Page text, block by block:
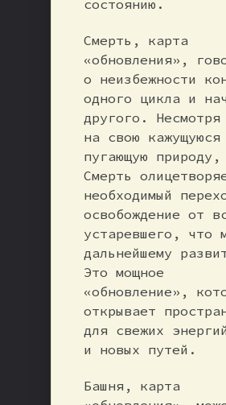
состоянию.
Смерть, карта
«обновления»,
о неизбежности
одного цикла и
другого. Несмотря
на свою кажущуюся
пугающую природу,
Смерть
необходимый
освобождение от
устаревшего, что
дальнейшему
Это мощное
«обновление»,
открывает
для свежих энергий
и новых путей.
Башня, карта